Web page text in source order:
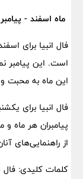
ماه اسفند -
فال انبیا برای
است. این پیامبر
این ماه به محبت
پیامبران هر ماه
از راهنمایی‌های
کلمات کلیدی: فال